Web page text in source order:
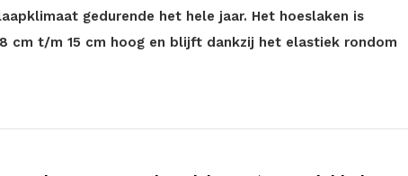
gedurende het hele jaar. Het hoeslaken is
cm t/m 15 cm hoog en blijft dankzij het elastiek rondom